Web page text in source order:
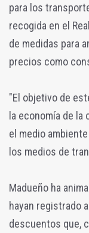
para los
recogida en el
de medidas para
precios como
"El objetivo de
la economía de la
el medio
los medios de
Madueño ha
hayan registrado
descuentos que,